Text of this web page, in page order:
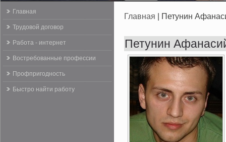
Главная
Трудовой договор
Работа - интернет
Востребованные профессии
Профпригодность
Быстро найти работу
Главная | Петунин
Петунин